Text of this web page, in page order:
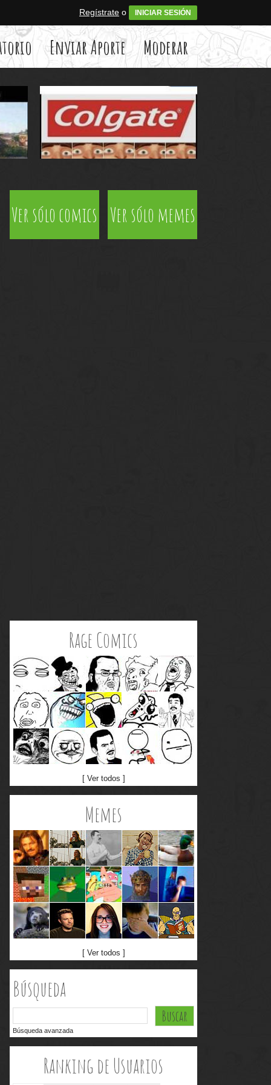
Regístrate o INICIAR SESIÓN
Enviar Aporte Moderar
Ver sólo comics Ver sólo memes
Rage Comics
[ Ver todos ]
Memes
[ Ver todos ]
Búsqueda
Búsqueda avanzada
Ranking de Usuarios